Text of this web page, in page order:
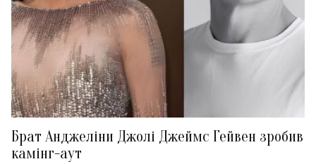
Брат Анджеліни Джолі Джеймс Гейвен зробив
камінг-аут